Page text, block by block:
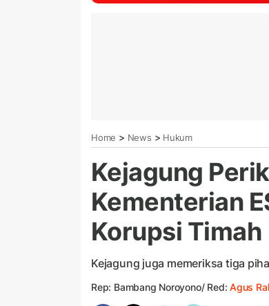
Home > News > Hukum
Kejagung
Kementerian
Korupsi Timah
Kejagung juga memeriksa tiga
Rep: Bambang Noroyono/ Red:Agus